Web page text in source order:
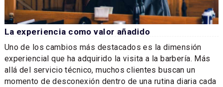
La experiencia como valor añadido
Uno de los cambios más destacados es la dimensión
experiencial que ha adquirido la visita a la barbería. Más
allá del servicio técnico, muchos clientes buscan un
momento de desconexión dentro de una rutina diaria cada